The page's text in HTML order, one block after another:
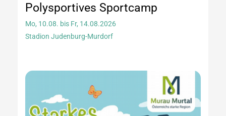
Polysportives Sportcamp
Mo, 10.08. bis Fr, 14.08.2026
Stadion Judenburg-Murdorf